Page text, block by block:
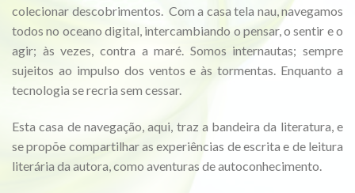
colecionar descobrimentos. Com a casa tela nau, navegamos
todos no oceano digital, intercambiando o pensar, o sentir e o
agir; às vezes, contra a maré. Somos internautas; sempre
sujeitos ao impulso dos ventos e às tormentas. Enquanto a
tecnologia se recria sem cessar.
Esta casa de navegação, aqui, traz a bandeira da literatura, e
se propõe compartilhar as experiências de escrita e de leitura
literária da autora, como aventuras de autoconhecimento.